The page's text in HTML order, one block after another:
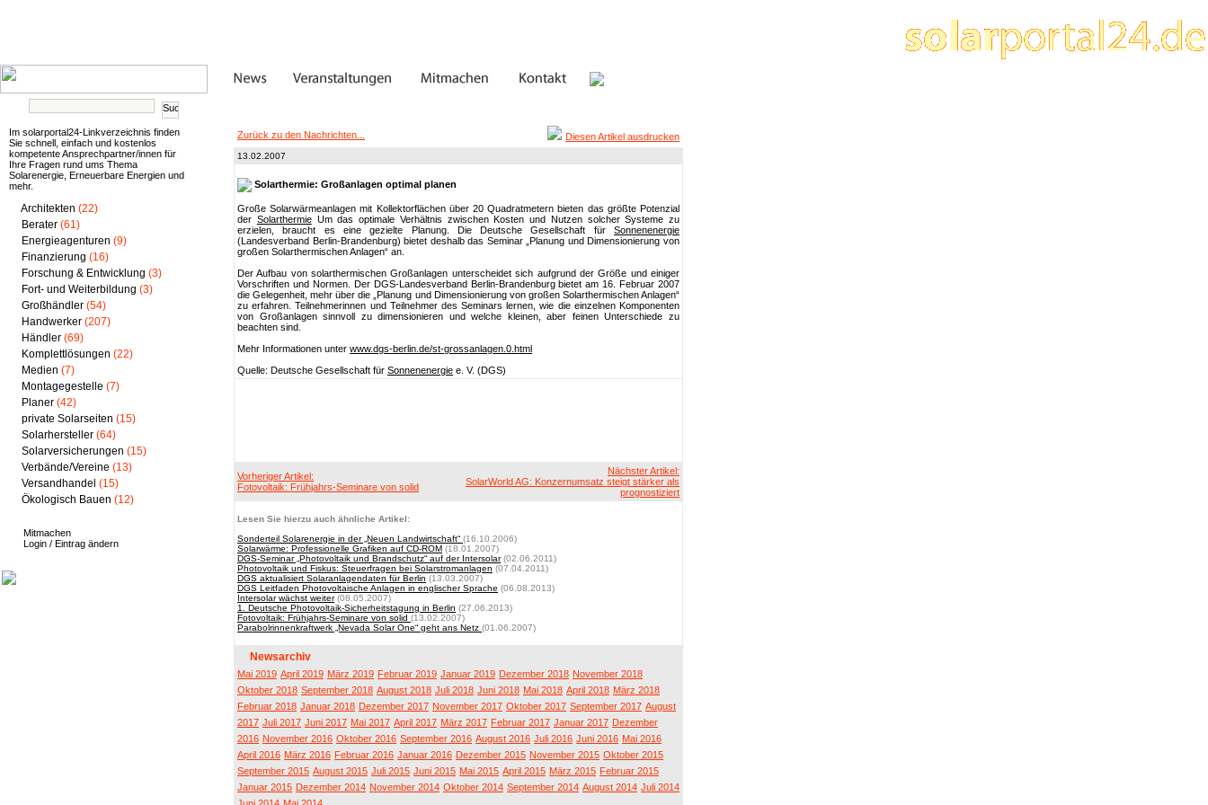
Im solarportal24-Linkverzeichnis finden
Sie schnell, einfach und kostenlos
kompetente Ansprechpartner/innen für
Ihre Fragen rund ums Thema
Solarenergie, Erneuerbare Energien und
mehr.
Architekten (22)
Berater (61)
Energieagenturen (9)
Finanzierung (16)
Forschung & Entwicklung (3)
Fort- und Weiterbildung (3)
Großhändler (54)
Handwerker (207)
Händler (69)
Komplettlösungen (22)
Medien (7)
Montagegestelle (7)
Planer (42)
private Solarseiten (15)
Solarhersteller (64)
Solarversicherungen (15)
Verbände/Vereine (13)
Versandhandel (15)
Ökologisch Bauen (12)
Mitmachen
Login / Eintrag ändern
Zurück zu den Nachrichten... Diesen Artikel ausdrucken
13.02.2007
Solarthermie: Großanlagen optimal planen
Große Solarwärmeanlagen mit Kollektorflächen über 20 Quadratmetern bieten das größte Potenzial
der SolarthermieUm das optimale Verhältnis zwischen Kosten und Nutzen solcher Systeme zu
erzielen, braucht es eine gezielte Planung. Die Deutsche Gesellschaft für Sonnenenergie
(Landesverband Berlin-Brandenburg) bietet deshalb das Seminar „Planung und Dimensionierung von
großen Solarthermischen Anlagen“ an.
Der Aufbau von solarthermischen Großanlagen unterscheidet sich aufgrund der Größe und einiger
Vorschriften und Normen. Der DGS-Landesverband Berlin-Brandenburg bietet am 16. Februar 2007
die Gelegenheit, mehr über die „Planung und Dimensionierung von großen Solarthermischen Anlagen“
zu erfahren. Teilnehmerinnen und Teilnehmer des Seminars lernen, wie die einzelnen Komponenten
von Großanlagen sinnvoll zu dimensionieren und welche kleinen, aber feinen Unterschiede zu
beachten sind.
Mehr Informationen unter www.dgs-berlin.de/st-grossanlagen.0.html
Quelle: Deutsche Gesellschaft für Sonnenenergie e. V. (DGS)
Vorheriger Artikel:
Fotovoltaik: Frühjahrs-Seminare von solid
Nächster Artikel:
SolarWorld AG: Konzernumsatz steigt stärker als
prognostiziert
Lesen Sie hierzu auch ähnliche Artikel:
Sonderteil Solarenergie in der „Neuen Landwirtschaft“ (16.10.2006)
Solarwärme: Professionelle Grafiken auf CD-ROM (18.01.2007)
DGS-Seminar „Photovoltaik und Brandschutz“ auf der Intersolar(02.06.2011)
Photovoltaik und Fiskus: Steuerfragen bei Solarstromanlagen (07.04.2011)
DGS aktualisiert Solaranlagendaten für Berlin (13.03.2007)
DGS Leitfaden Photovoltaische Anlagen in englischer Sprache (06.08.2013)
Intersolar wächst weiter(08.05.2007)
1. Deutsche Photovoltaik-Sicherheitstagung in Berlin (27.06.2013)
Fotovoltaik: Frühjahrs-Seminare von solid (13.02.2007)
Parabolrinnenkraftwerk „Nevada Solar One“ geht ans Netz (01.06.2007)
Newsarchiv
Mai 2019 April 2019 März 2019 Februar 2019 Januar 2019 Dezember 2018 November 2018
Oktober 2018 September 2018 August 2018 Juli 2018 Juni 2018 Mai 2018 April 2018 März 2018
Februar 2018 Januar 2018 Dezember 2017 November 2017 Oktober 2017 September 2017 August
2017 Juli 2017 Juni 2017 Mai 2017 April 2017 März 2017 Februar 2017 Januar 2017 Dezember
2016 November 2016 Oktober 2016 September 2016 August 2016 Juli 2016 Juni 2016 Mai 2016
April 2016 März 2016 Februar 2016 Januar 2016 Dezember 2015 November 2015 Oktober 2015
September 2015 August 2015 Juli 2015 Juni 2015 Mai 2015 April 2015 März 2015 Februar 2015
Januar 2015 Dezember 2014 November 2014 Oktober 2014 September 2014 August 2014 Juli 2014